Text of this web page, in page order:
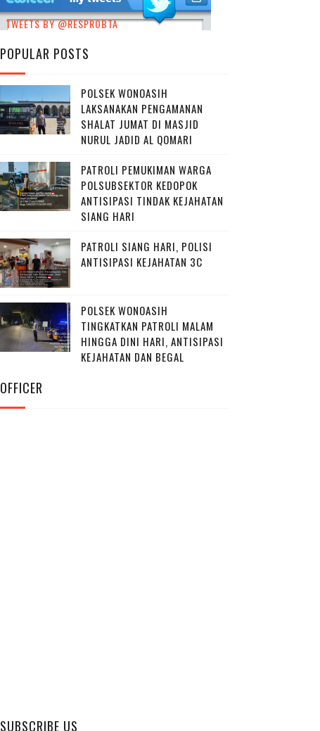
TWEETS BY @RESPROBTA
POPULAR POSTS
POLSEK WONOASIH
LAKSANAKAN PENGAMANAN
SHALAT JUMAT DI MASJID
NURUL JADID AL QOMARI
PATROLI PEMUKIMAN WARGA
POLSUBSEKTOR KEDOPOK
ANTISIPASI TINDAK KEJAHATAN
SIANG HARI
PATROLI SIANG HARI, POLISI
ANTISIPASI KEJAHATAN 3C
POLSEK WONOASIH
TINGKATKAN PATROLI MALAM
HINGGA DINI HARI, ANTISIPASI
KEJAHATAN DAN BEGAL
OFFICER
SUBSCRIBE US